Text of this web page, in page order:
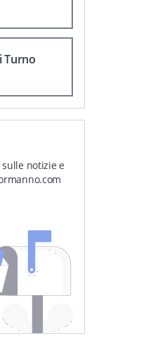
Turno
notizie e